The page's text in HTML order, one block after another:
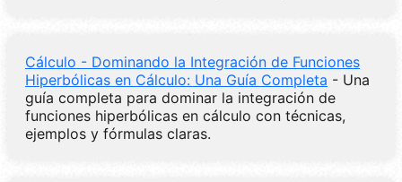
Cálculo - Dominando la Integración de Funciones
Hiperbólicas en Cálculo: Una Guía Completa - Una
guía completa para dominar la integración de
funciones hiperbólicas en cálculo con técnicas,
ejemplos y fórmulas claras.